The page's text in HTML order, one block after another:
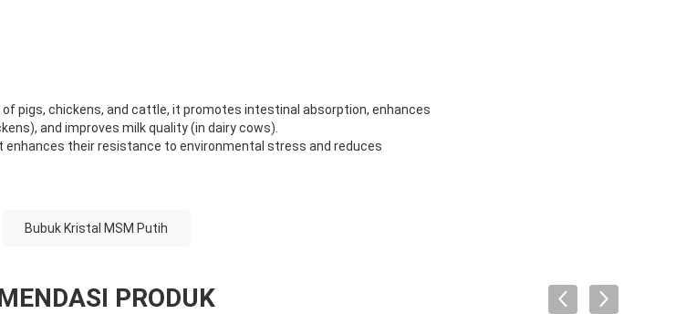
pigs, chickens, and cattle, it promotes intestinal absorption, enhances
and improves milk quality (in dairy cows).
enhances their resistance to environmental stress and reduces
Bubuk Kristal MSM Putih
PRODUK